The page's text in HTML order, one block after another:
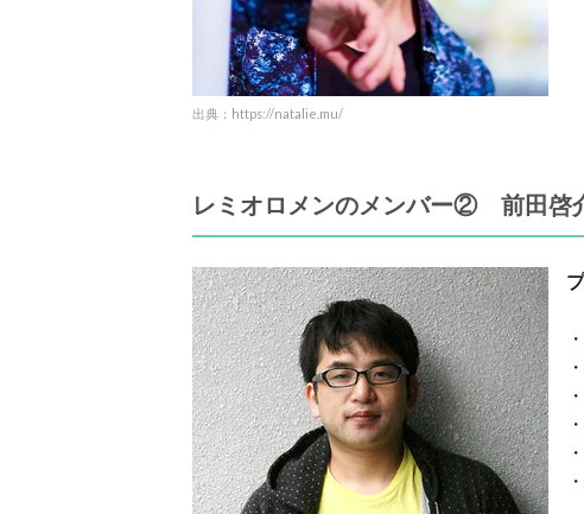
出典：https://natalie.mu/
レミオロメンのメンバー② 前田啓